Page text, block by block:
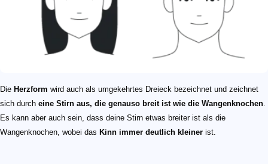
Die Herzform wird auch als umgekehrtes Dreieck bezeichnet und zeichnet
sich durch eine Stirn aus, die genauso breit ist wie die Wangenknochen
Es kann aber auch sein, dass deine Stirn etwas breiter ist als die
Wangenknochen, wobei das Kinn immer deutlich kleiner ist.